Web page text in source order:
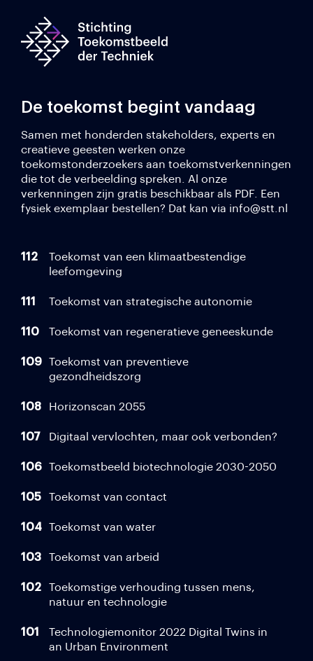
De toekomst begint vandaag
Samen met honderden stakeholders, experts en
creatieve geesten werken onze
toekomstonderzoekers aan toekomstverkenningen
die tot de verbeelding spreken. Al onze
verkenningen zijn gratis beschikbaar als PDF. Een
fysiek exemplaar bestellen? Dat kan via info@stt.nl
112
Toekomst van een klimaatbestendige
leefomgeving
111 Toekomst van strategische autonomie
110 Toekomst van regeneratieve geneeskunde
109
Toekomst van preventieve
gezondheidszorg
108 Horizonscan 2055
107 Digitaal vervlochten, maar ook verbonden?
106 Toekomstbeeld biotechnologie 2030-2050
105 Toekomst van contact
104 Toekomst van water
103 Toekomst van arbeid
102
Toekomstige verhouding tussen mens,
natuur en technologie
101
Technologiemonitor 2022 Digital Twins in
an Urban Environment